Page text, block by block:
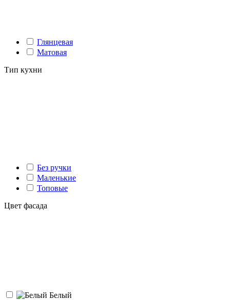
Глянцевая
Матовая
Тип кухни
Без ручки
Маленькие
Топовые
Цвет фасада
Белый